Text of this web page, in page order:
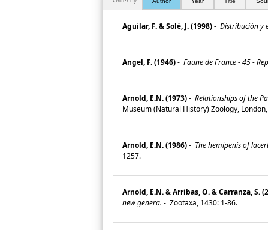
Aguilar, F. & Solé, J. (1998)- Distribución y
Angel, F. (1946)- Faune de France - 45 -
Arnold, E.N. (1973)- Relationships of the
Museum (Natural History) Zoology,
Arnold, E.N. (1986)- The hemipenis of
1257.
Arnold, E.N. & Arribas, O. & Carranza, S.
new genera. - Zootaxa, 1430: 1-86.